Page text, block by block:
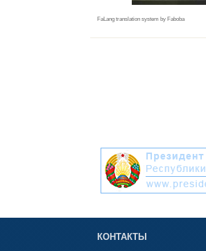
FaLang translation system by Faboba
КОНТАКТЫ